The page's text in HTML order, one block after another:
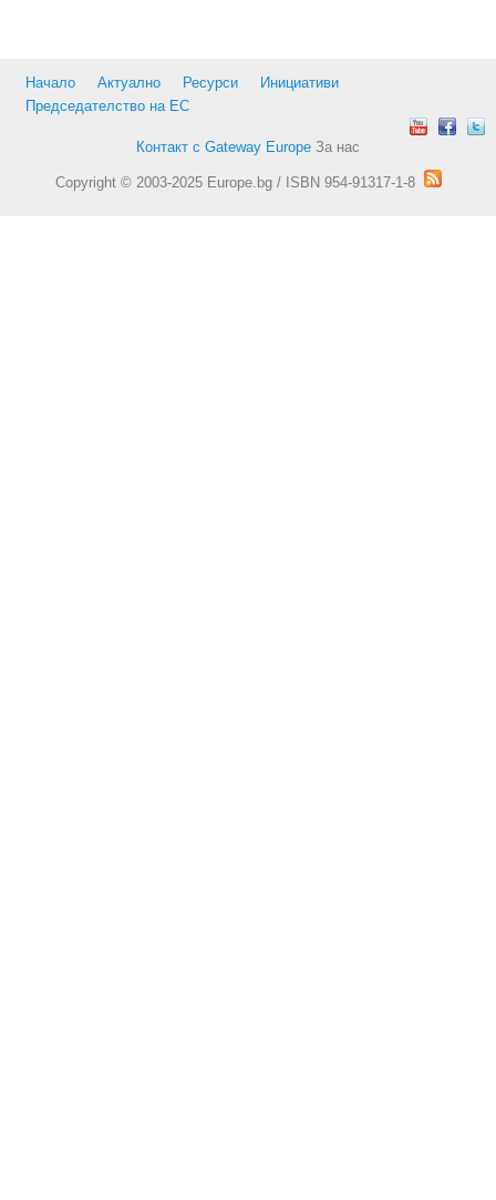
Начало Актуално Ресурси
Инициативи
Председателство на ЕС
Контакт с Gateway Europe За нас
Copyright © 2003-2025 Europe.bg / ISBN 954-91317-1-8